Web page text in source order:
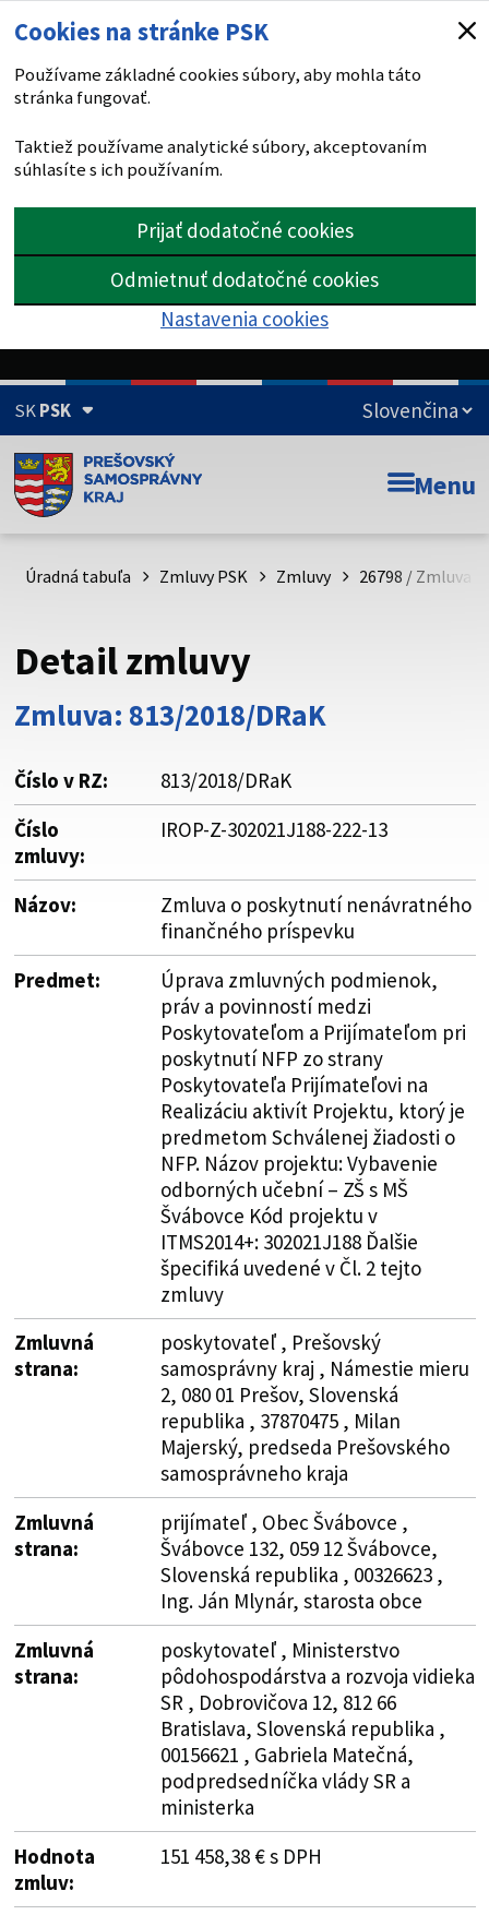
Cookies na stránke PSK
Používame základné cookies súbory, aby mohla táto
stránka fungovať.
Taktiež používame analytické súbory, akceptovaním
súhlasíte s ich používaním.
Prijať dodatočné cookies
Odmietnuť dodatočné cookies
Nastavenia cookies
SKPSK
Doména psk.sk je oficiálna
Toto je oficiálna webová stránka Prešovského
psk.sk.
Buďte pozorní a vždy sa uistite, že zdieľate informácie iba
cez zabezpečenú webovú stránku. Zabezpečená stránka
vždy začína https:// pred názvom domény webového sídla.
Menu
Úradná tabuľa Zmluvy PSK Zmluvy 26798 / Zmluva
Detail zmluvy
Zmluva: 813/2018/DRaK
Číslo v RZ:
813/2018/DRaK
Číslo
zmluvy:
IROP-Z-302021J188-222-13
Názov:
Zmluva o poskytnutí nenávratného
finančného príspevku
Predmet:
Úprava zmluvných podmienok,
práv a povinností medzi
Poskytovateľom a Prijímateľom pri
poskytnutí NFP zo strany
Poskytovateľa Prijímateľovi na
Realizáciu aktivít Projektu, ktorý je
predmetom Schválenej žiadosti o
NFP. Názov projektu: Vybavenie
odborných učební – ZŠ s MŠ
Švábovce Kód projektu v
ITMS2014+: 302021J188 Ďalšie
špecifiká uvedené v Čl. 2 tejto
zmluvy
Zmluvná
strana:
poskytovateľ , Prešovský
samosprávny kraj , Námestie mieru
2, 080 01 Prešov, Slovenská
republika , 37870475 , Milan
Majerský, predseda Prešovského
samosprávneho kraja
Zmluvná
strana:
prijímateľ , Obec Švábovce ,
Švábovce 132, 059 12 Švábovce,
Slovenská republika , 00326623 ,
Ing. Ján Mlynár, starosta obce
Zmluvná
strana:
poskytovateľ , Ministerstvo
pôdohospodárstva a rozvoja vidieka
SR , Dobrovičova 12, 812 66
Bratislava, Slovenská republika ,
00156621 , Gabriela Matečná,
podpredsedníčka vlády SR a
ministerka
Hodnota
zmluv:
151 458,38 € s DPH